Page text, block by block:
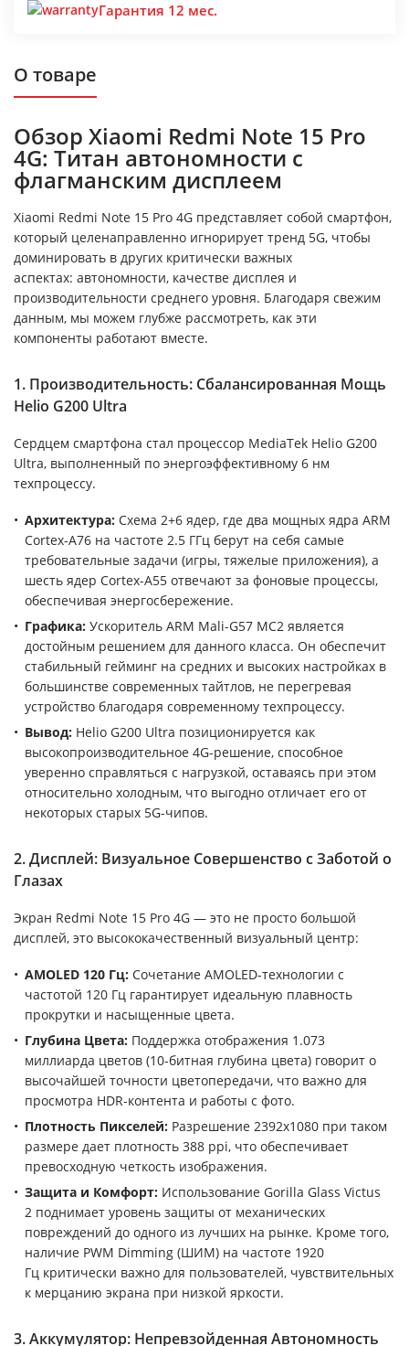
Гарантия 12 мес.
О товаре
Обзор Xiaomi Redmi Note 15 Pro
4G: Титан автономности с
флагманским дисплеем
Xiaomi Redmi Note 15 Pro 4G представляет собой смартфон,
который целенаправленно игнорирует тренд 5G, чтобы
доминировать в других критически важных
аспектах: автономности, качестве дисплея и
производительности среднего уровня. Благодаря свежим
данным, мы можем глубже рассмотреть, как эти
компоненты работают вместе.
1. Производительность: Сбалансированная Мощь
Helio G200 Ultra
Сердцем смартфона стал процессор MediaTek Helio G200
Ultra, выполненный по энергоэффективному 6 нм
техпроцессу.
Архитектура: Схема 2+6 ядер, где два мощных ядра ARM
Cortex-A76 на частоте 2.5 ГГц берут на себя самые
требовательные задачи (игры, тяжелые приложения), а
шесть ядер Cortex-A55 отвечают за фоновые процессы,
обеспечивая энергосбережение.
Графика: Ускоритель ARM Mali-G57 MC2 является
достойным решением для данного класса. Он обеспечит
стабильный гейминг на средних и высоких настройках в
большинстве современных тайтлов, не перегревая
устройство благодаря современному техпроцессу.
Вывод: Helio G200 Ultra позиционируется как
высокопроизводительное 4G-решение, способное
уверенно справляться с нагрузкой, оставаясь при этом
относительно холодным, что выгодно отличает его от
некоторых старых 5G-чипов.
2. Дисплей: Визуальное Совершенство с Заботой о
Глазах
Экран Redmi Note 15 Pro 4G — это не просто большой
дисплей, это высококачественный визуальный центр:
AMOLED 120 Гц: Сочетание AMOLED-технологии с
частотой 120 Гц гарантирует идеальную плавность
прокрутки и насыщенные цвета.
Глубина Цвета: Поддержка отображения 1.073
миллиарда цветов (10-битная глубина цвета) говорит о
высочайшей точности цветопередачи, что важно для
просмотра HDR-контента и работы с фото.
Плотность Пикселей: Разрешение 2392x1080 при таком
размере дает плотность 388 ppi, что обеспечивает
превосходную четкость изображения.
Защита и Комфорт: Использование Gorilla Glass Victus
2 поднимает уровень защиты от механических
повреждений до одного из лучших на рынке. Кроме того,
наличие PWM Dimming (ШИМ) на частоте 1920
Гц критически важно для пользователей, чувствительных
к мерцанию экрана при низкой яркости.
3. Аккумулятор: Непревзойденная Автономность